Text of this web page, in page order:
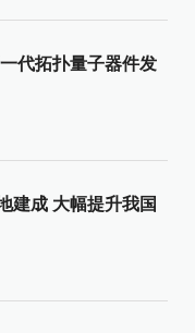
代拓扑量子器件发
建成 大幅提升我国